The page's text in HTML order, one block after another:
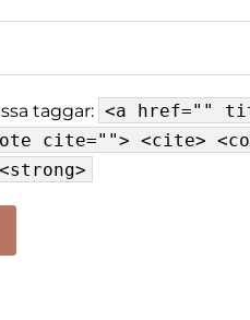
taggar: <a href=""
cite=""> <cite>